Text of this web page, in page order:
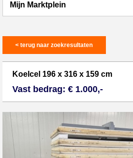
Mijn Marktplein
< terug naar zoekresultaten
Koelcel 196 x 316 x 159 cm
Vast bedrag: € 1.000,-